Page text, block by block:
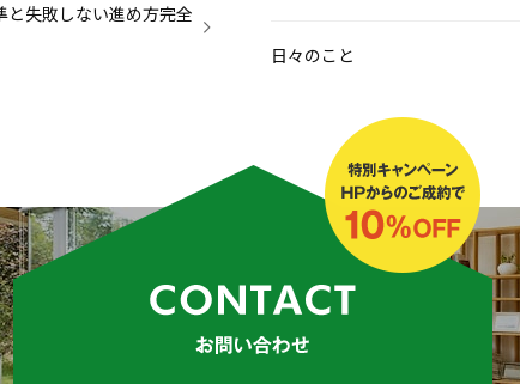
と失敗しない進め方完全
日々のこと